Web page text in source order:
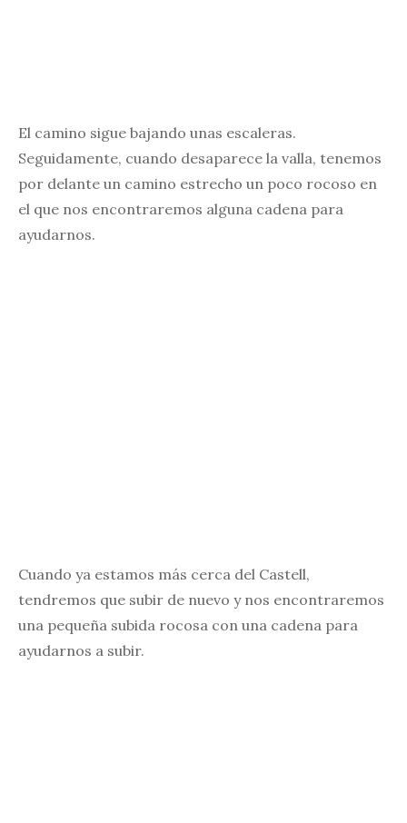
El camino sigue bajando unas escaleras.
Seguidamente, cuando desaparece la valla, tenemos
por delante un camino estrecho un poco rocoso en
el que nos encontraremos alguna cadena para
ayudarnos.
Cuando ya estamos más cerca del Castell,
tendremos que subir de nuevo y nos encontraremos
una pequeña subida rocosa con una cadena para
ayudarnos a subir.